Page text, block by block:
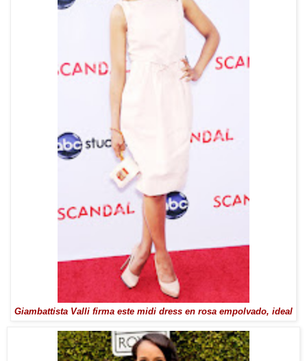
Giambattista Valli firma este midi dress en rosa empolvado, ideal